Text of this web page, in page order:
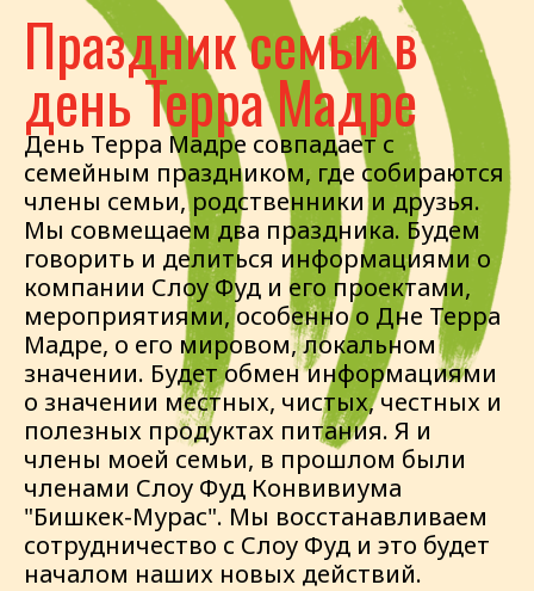
Праздник семьи в
день Терра Мадре
День Терра Мадре совпадает с
семейным праздником, где собираются
члены семьи, родственники и друзья.
Мы совмещаем два праздника. Будем
говорить и делиться информациями о
компании Слоу Фуд и его проектами,
мероприятиями, особенно о Дне Терра
Мадре, о его мировом, локальном
значении. Будет обмен информациями
о значении местных, чистых, честных и
полезных продуктах питания. Я и
члены моей семьи, в прошлом были
членами Слоу Фуд Конвивиума
"Бишкек-Мурас". Мы восстанавливаем
сотрудничество с Слоу Фуд и это будет
началом наших новых действий.